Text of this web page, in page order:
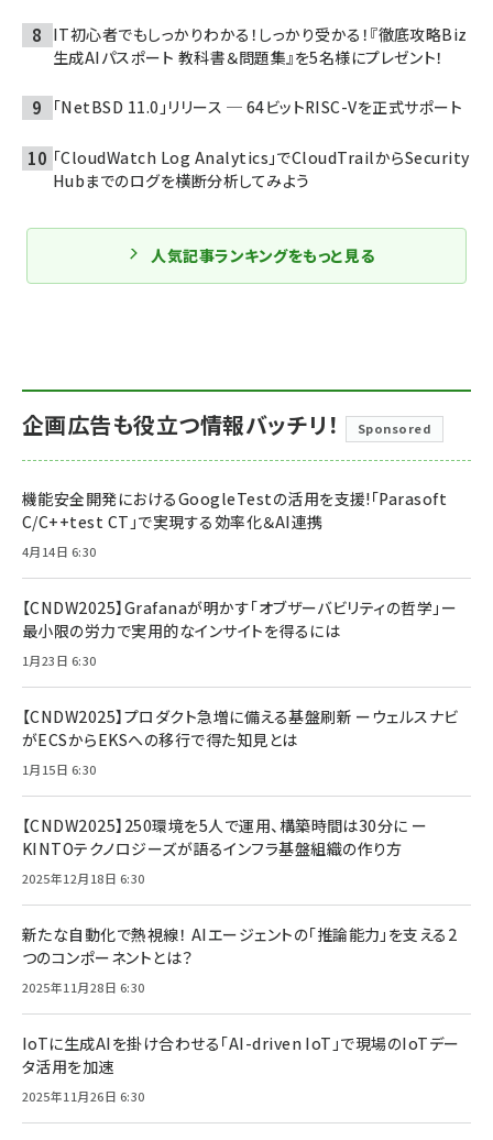
IT初心者でもしっかりわかる！しっかり受かる！『徹底攻略Biz
生成AIパスポート 教科書＆問題集』を5名様にプレゼント！
「NetBSD 11.0」リリース ─ 64ビットRISC-Vを正式サポート
「CloudWatch Log Analytics」でCloudTrailからSecurity
Hubまでのログを横断分析してみよう
人気記事ランキングをもっと見る
企画広告も役立つ情報バッチリ！ Sponsored
機能安全開発におけるGoogleTestの活用を支援!「Parasoft
C/C++test CT」で実現する効率化＆AI連携
4月14日 6:30
【CNDW2025】Grafanaが明かす「オブザーバビリティの哲学」ー
最小限の労力で実用的なインサイトを得るには
1月23日 6:30
【CNDW2025】プロダクト急増に備える基盤刷新 ーウェルスナビ
がECSからEKSへの移行で得た知見とは
1月15日 6:30
【CNDW2025】250環境を5人で運用、構築時間は30分に ー
KINTOテクノロジーズが語るインフラ基盤組織の作り方
2025年12月18日 6:30
新たな自動化で熱視線！ AIエージェントの「推論能力」を支える2
つのコンポーネントとは？
2025年11月28日 6:30
IoTに生成AIを掛け合わせる「AI-driven IoT」で現場のIoTデー
タ活用を加速
2025年11月26日 6:30